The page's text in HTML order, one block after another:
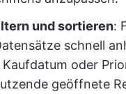
und sortieren:
schnell
Kaufdatum oder
geöffnete